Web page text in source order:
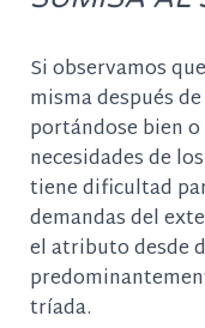
Si observamos
misma después
portándose bien
necesidades de
tiene dificultad
demandas del
el atributo desde
tríada.